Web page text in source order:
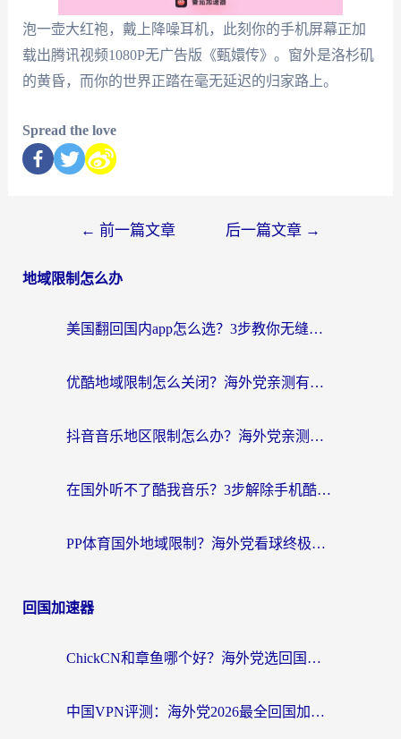
泡一壶大红袍，戴上降噪耳机，此刻你的手机屏幕正加
载出腾讯视频1080P无广告版《甄嬛传》。窗外是洛杉矶
的黄昏，而你的世界正踏在毫无延迟的归家路上。
Spread the love
← 前一篇文章 后一篇文章 →
地域限制怎么办
美国翻回国内app怎么选？3步教你无缝刷剧、登12123、访问国内网站
优酷地域限制怎么关闭？海外党亲测有效的追剧加速器选择指南
抖音音乐地区限制怎么办？海外党亲测有效的听歌自由指南
在国外听不了酷我音乐？3步解除手机酷我音乐海外限制，附实测好用加速器
PP体育国外地域限制？海外党看球终极方案：从欧洲杯到奥运会，中文解说不卡顿！
回国加速器
ChickCN和章鱼哪个好？海外党选回国加速器的3个关键维度 + 实用避坑指南
中国VPN评测：海外党2026最全回国加速器选择指南，告别地区限制不踩坑